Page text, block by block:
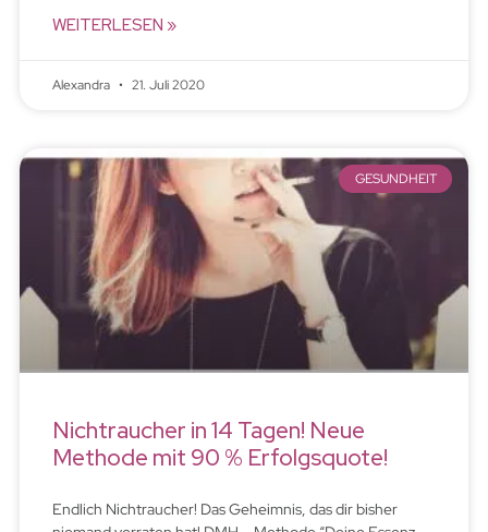
WEITERLESEN »
Alexandra 21. Juli 2020
GESUNDHEIT
Nichtraucher in 14 Tagen! Neue
Methode mit 90 % Erfolgsquote!
Endlich Nichtraucher! Das Geheimnis, das dir bisher